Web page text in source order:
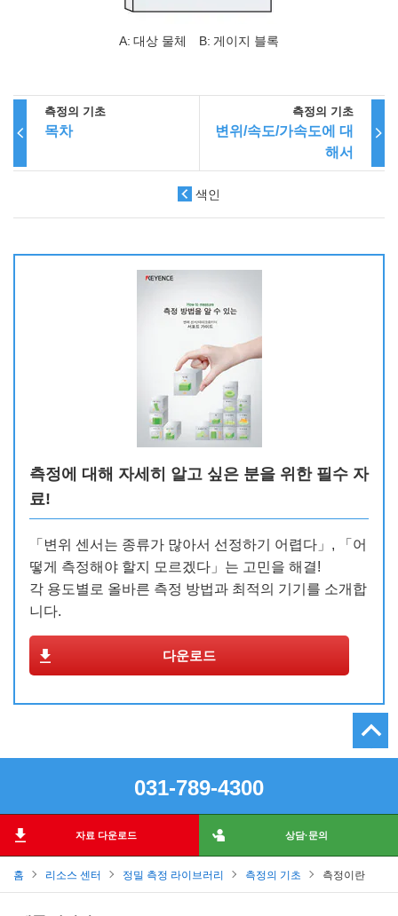
홈 리소스 센터 정밀 측정 라이브러리 측정의 기초 측정이란
A 대상 물체 B 게이지 블록
측정의 기초
목차
측정의 기초
변위/속도/가속도에 대
해서
색인
측정에 대해 자세히 알고 싶은 분을 위한 필수 자
료!
「변위 센서는 종류가 많아서 선정하기 어렵다」, 「어
떻게 측정해야 할지 모르겠다」는 고민을 해결!
각 용도별로 올바른 측정 방법과 최적의 기기를 소개합
니다.
다운로드
031-789-4300
자료 다운로드 상담·문의